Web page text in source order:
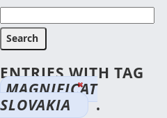
MIROSLAV
ENTRIES WITH TAG
MAGNIFICAT
SLOVAKIA .